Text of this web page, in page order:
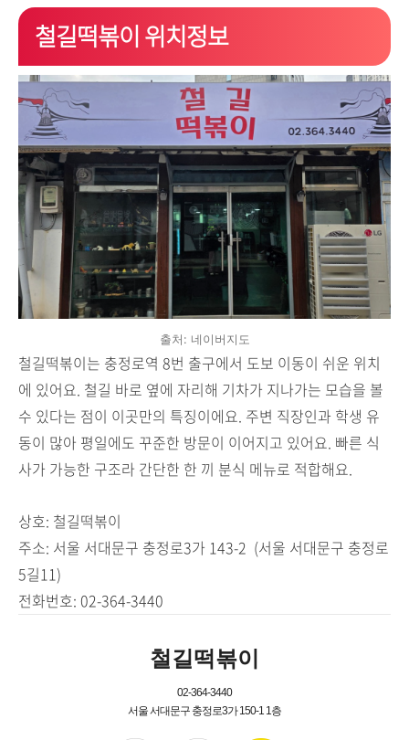
철길떡볶이 위치정보
출처: 네이버지도
철길떡볶이는 충정로역 8번 출구에서 도보 이동이 쉬운 위치
에 있어요. 철길 바로 옆에 자리해 기차가 지나가는 모습을 볼
수 있다는 점이 이곳만의 특징이에요. 주변 직장인과 학생 유
동이 많아 평일에도 꾸준한 방문이 이어지고 있어요. 빠른 식
사가 가능한 구조라 간단한 한 끼 분식 메뉴로 적합해요.
상호: 철길떡볶이
주소: 서울 서대문구 충정로3가 143-2 (서울 서대문구 충정로
5길11)
전화번호: 02-364-3440